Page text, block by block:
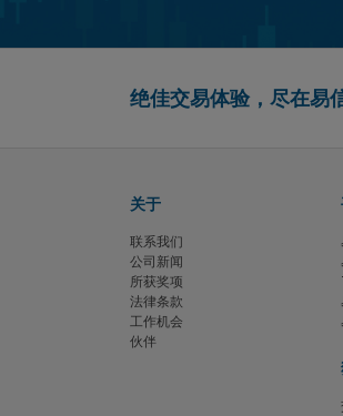
绝佳交易体验，尽在易
关于
联系我们
公司新闻
所获奖项
法律条款
工作机会
伙伴